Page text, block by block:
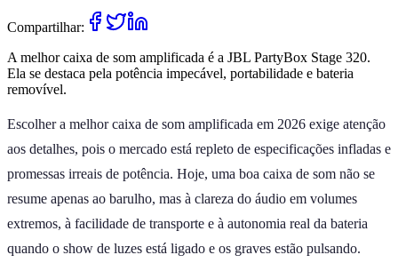
Compartilhar:
A melhor caixa de som amplificada é a JBL PartyBox Stage 320.
Ela se destaca pela potência impecável, portabilidade e bateria
removível.
Escolher a melhor caixa de som amplificada em 2026 exige atenção
aos detalhes, pois o mercado está repleto de especificações infladas e
promessas irreais de potência. Hoje, uma boa caixa de som não se
resume apenas ao barulho, mas à clareza do áudio em volumes
extremos, à facilidade de transporte e à autonomia real da bateria
quando o show de luzes está ligado e os graves estão pulsando.